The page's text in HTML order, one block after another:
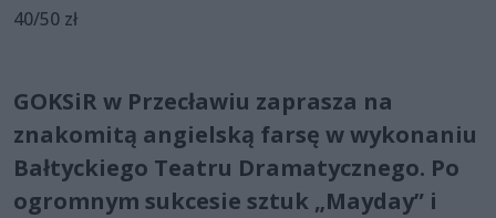
40/50 zł
GOKSiR w Przecławiu zaprasza na
znakomitą angielską farsę w wykonaniu
Bałtyckiego Teatru Dramatycznego. Po
ogromnym sukcesie sztuk „Mayday” i